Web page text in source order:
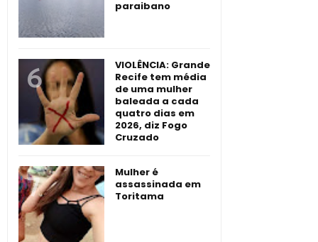
paraibano
VIOLÊNCIA: Grande
Recife tem média
de uma mulher
baleada a cada
quatro dias em
2026, diz Fogo
Cruzado
Mulher é
assassinada em
Toritama